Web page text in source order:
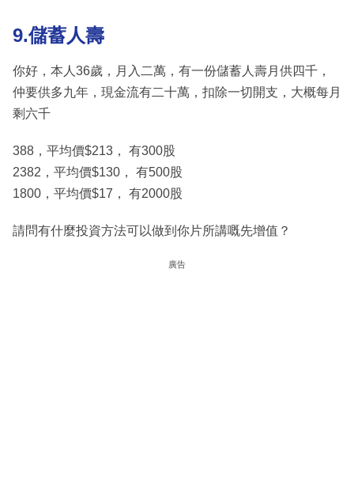
9.儲蓄人壽
你好，本人36歲，月入二萬，有一份儲蓄人壽月供四千，
仲要供多九年，現金流有二十萬，扣除一切開支，大概每月
剩六千
388，平均價$213， 有300股
2382，平均價$130， 有500股
1800，平均價$17， 有2000股
請問有什麼投資方法可以做到你片所講嘅先增值？
廣告